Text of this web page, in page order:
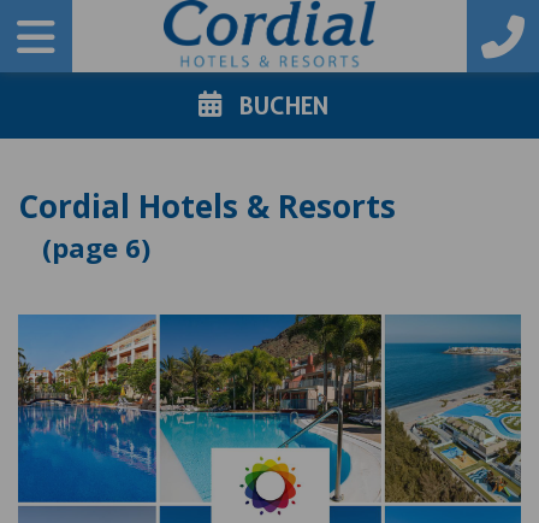
BUCHEN
Cordial Hotels & Resorts
6